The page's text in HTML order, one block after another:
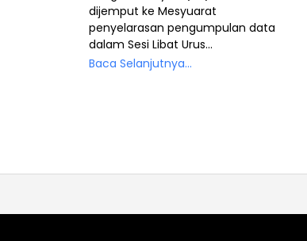
dijemput ke Mesyuarat
penyelarasan pengumpulan data
dalam Sesi Libat Urus...
Baca Selanjutnya...